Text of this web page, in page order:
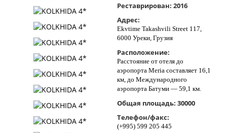
Реставрирован: 2016
Адрес:
Ekvtime Takashvili Street 117,
6000 Уреки, Грузия
Расположение:
Расстояние от отеля до
аэропорта Meria составляет 16,1
км, до Международного
аэропорта Батуми — 59,1 км.
Общая площадь: 30000
Телефон/факс:
(+995) 599 205 445